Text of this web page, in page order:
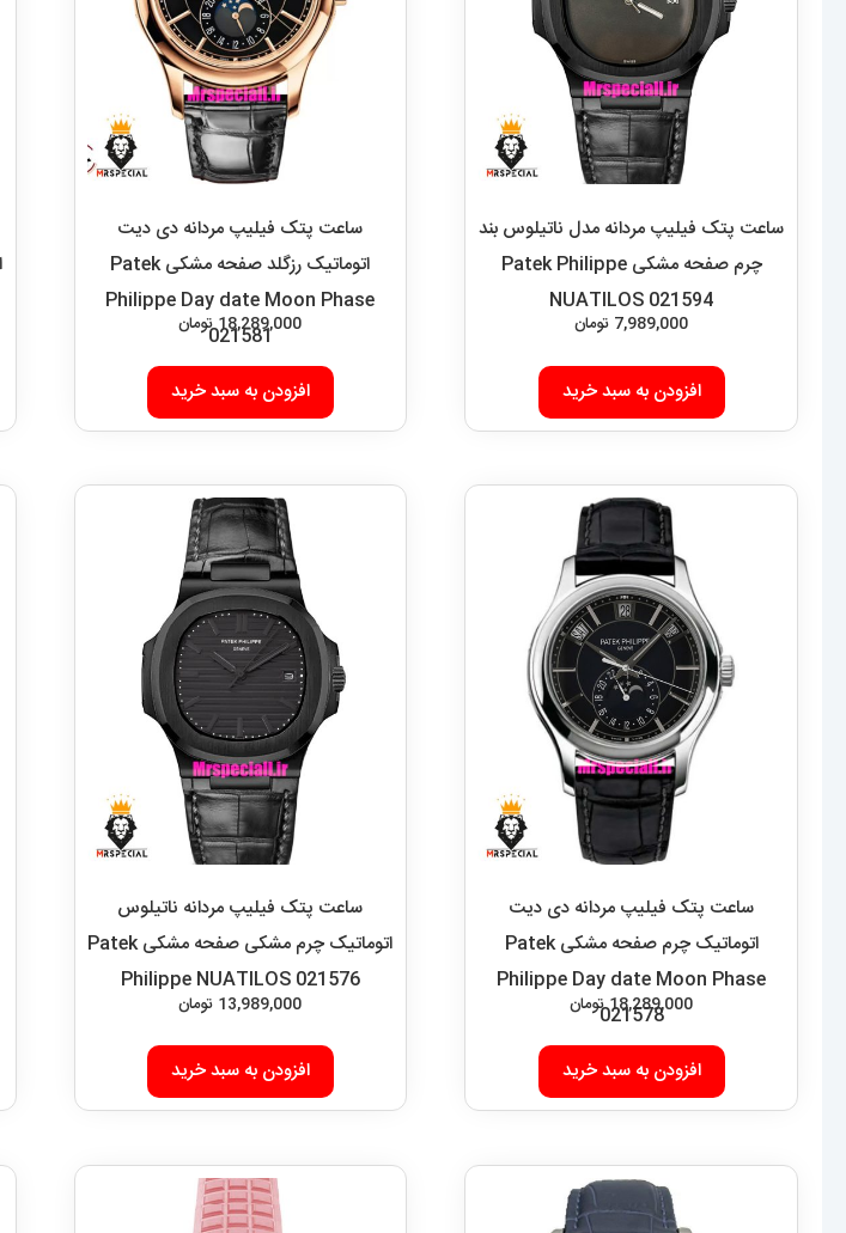
ساعت پتک فیلیپ مردانه مدل ناتیلوس بند
چرم صفحه مشکی Patek Philippe
NUATILOS 021594
7,989,000 تومان
افزودن به سبد خرید
ساعت پتک فیلیپ مردانه دی دیت
اتوماتیک رزگلد صفحه مشکی Patek
Philippe Day date Moon Phase
021581
18,289,000تومان
افزودن به سبد خرید
ساعت پتک فیلیپ مردانه دی دیت
اتوماتیک چرم صفحه مشکی Patek
Philippe Day date Moon Phase
021578
18,289,000تومان
افزودن به سبد خرید
ساعت پتک فیلیپ مردانه ناتیلوس
اتوماتیک چرم مشکی صفحه مشکی Patek
Philippe NUATILOS 021576
13,989,000 تومان
افزودن به سبد خرید